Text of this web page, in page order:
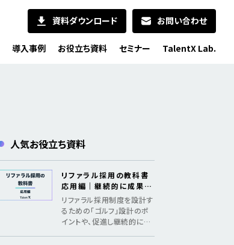
資料ダウンロード お問い合わせ
導入事例 お役立ち資料 セミナー TalentX Lab.
人気お役立ち資料
リファラル採用の教科書
応用編｜継続的に成果を
出すためのメソッド
リファラル採用制度を設計す
るための「ゴルフ」設計のポ
イントや、促進し継続的に採